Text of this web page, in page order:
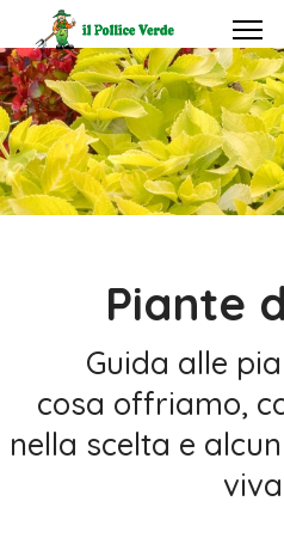
Piante
Guida alle
cosa offriamo,
nella scelta e